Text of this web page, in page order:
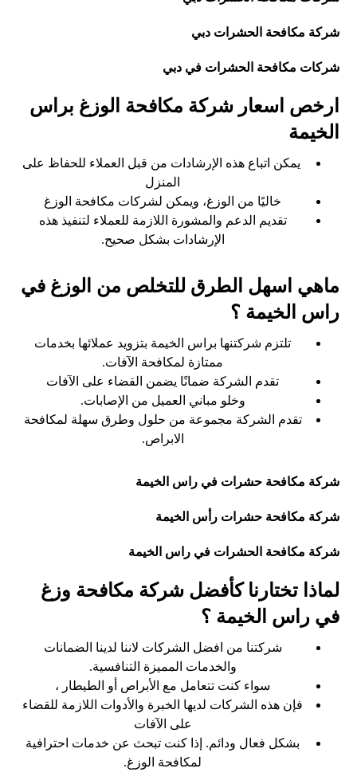
شركة مكافحة الحشرات دبي
شركات مكافحة الحشرات في دبي
ارخص اسعار شركة مكافحة الوزغ براس
الخيمة
يمكن اتباع هذه الإرشادات من قبل العملاء للحفاظ على
المنزل
خاليًا من الوزغ، ويمكن لشركات مكافحة الوزغ
تقديم الدعم والمشورة اللازمة للعملاء لتنفيذ هذه
الإرشادات بشكل صحيح.
ماهي اسهل الطرق للتخلص من الوزغ في
راس الخيمة ؟
تلتزم شركتنها براس الخيمة بتزويد عملائها بخدمات
ممتازة لمكافحة الآفات.
تقدم الشركة ضمانًا يضمن القضاء على الآفات
وخلو مباني العميل من الإصابات.
تقدم الشركة مجموعة من حلول وطرق سهلة لمكافحة
الابراص.
شركة مكافحة حشرات في راس الخيمة
شركة مكافحة حشرات رأس الخيمة
شركة مكافحة الحشرات في راس الخيمة
لماذا تختارنا كأفضل شركة مكافحة وزغ
في راس الخيمة ؟
شركتنا من افضل الشركات لاننا لدينا الضمانات
والخدمات المميزة التنافسية.
سواء كنت تتعامل مع الأبراص أو الطيطار ،
فإن هذه الشركات لديها الخبرة والأدوات اللازمة للقضاء
على الآفات
بشكل فعال ودائم. إذا كنت تبحث عن خدمات احترافية
لمكافحة الوزغ.